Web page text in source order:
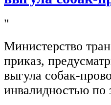
"
Министерство
приказ,
выгула собак-
инвалидностью по